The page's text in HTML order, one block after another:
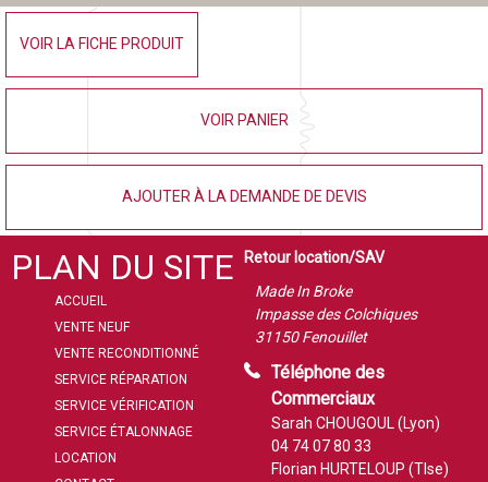
VOIR LA FICHE PRODUIT
VOIR PANIER
AJOUTER À LA DEMANDE DE DEVIS
PLAN DU SITE
ACCUEIL
VENTE NEUF
VENTE RECONDITIONNÉ
SERVICE RÉPARATION
SERVICE VÉRIFICATION
SERVICE ÉTALONNAGE
LOCATION
Retour location/SAV
Made In Broke
Impasse des Colchiques
31150 Fenouillet
Téléphone des
Commerciaux
Sarah CHOUGOUL (Lyon)
04 74 07 80 33
Florian HURTELOUP (Tlse)